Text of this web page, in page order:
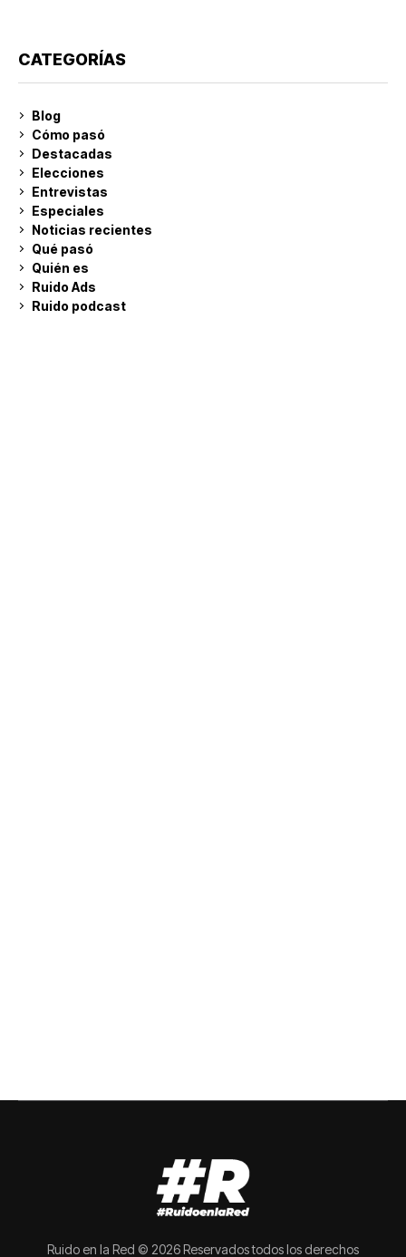
CATEGORÍAS
Blog
Cómo pasó
Destacadas
Elecciones
Entrevistas
Especiales
Noticias recientes
Qué pasó
Quién es
Ruido Ads
Ruido podcast
Ruido en la Red © 2026 Reservados todos los derechos